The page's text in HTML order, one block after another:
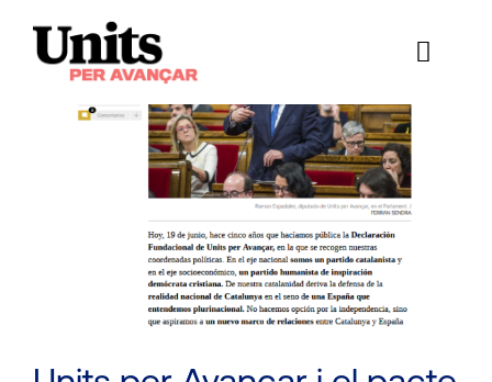
content
Essència
Continguts
Equip
Actualitat